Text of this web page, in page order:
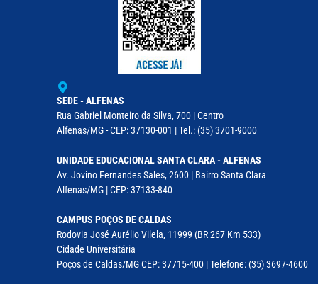
SEDE - ALFENAS
Rua Gabriel Monteiro da Silva, 700 | Centro
Alfenas/MG - CEP: 37130-001 | Tel.: (35) 3701-9000
UNIDADE EDUCACIONAL SANTA CLARA - ALFENAS
Av. Jovino Fernandes Sales, 2600 | Bairro Santa Clara
Alfenas/MG | CEP: 37133-840
CAMPUS POÇOS DE CALDAS
Rodovia José Aurélio Vilela, 11999 (BR 267 Km 533)
Cidade Universitária
Poços de Caldas/MG CEP: 37715-400 | Telefone: (35) 3697-4600